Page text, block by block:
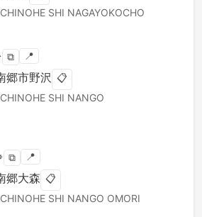
SHI NAGAYOKOCHO
⧉ 📍
郷市野沢 📋
SHI NANGO
⧉ 📍
郷大森 📋
SHI NANGO OMORI